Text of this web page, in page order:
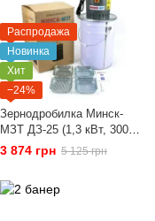
Распродажа
Новинка
Хит
−24%
Зернодробилка Минск-
МЗТ ДЗ-25 (1,3 кВт, 300
кг/час) |
кормоизмельчитель,
крупорушка, дробилка,
корморезка
3 874 грн 5 125 грн